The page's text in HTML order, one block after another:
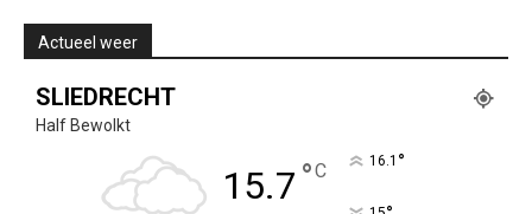
Actueel weer
SLIEDRECHT
Half Bewolkt
15.7 °C 16.1 °